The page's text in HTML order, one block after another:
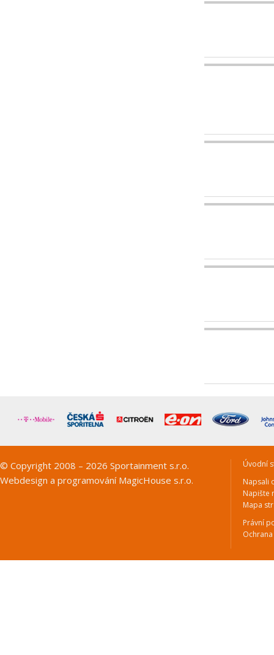
© Copyright 2008 – 2026 Sportainment s.r.o.
Webdesign a programování MagicHouse s.r.o.
Úvodní
Napsali
Napište
Mapa
Právní